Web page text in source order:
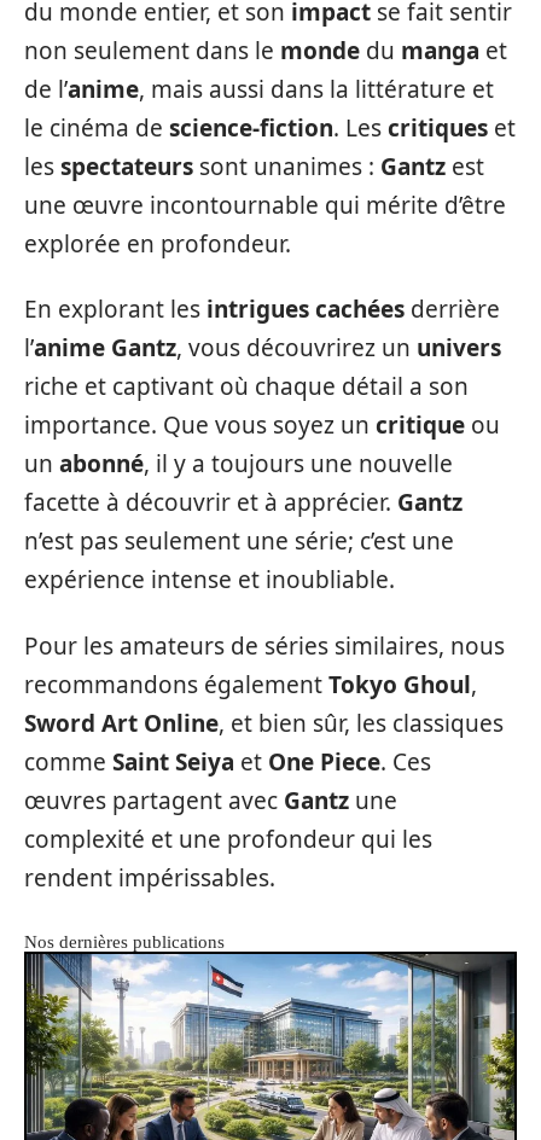
du monde entier, et son impact se fait sentir
non seulement dans le monde du manga et
de l’anime, mais aussi dans la littérature et
le cinéma de science-fiction. Lescritiques et
lesspectateurs sont unanimes : Gantz est
une œuvre incontournable qui mérite d’être
explorée en profondeur.
En explorant les intrigues cachées derrière
l’anime Gantz, vous découvrirez un univers
riche et captivant où chaque détail a son
importance. Que vous soyez un critique ou
un abonné, il y a toujours une nouvelle
facette à découvrir et à apprécier. Gantz
n’est pas seulement une série; c’est une
expérience intense et inoubliable.
Pour les amateurs de séries similaires, nous
recommandons égalementTokyo Ghoul,
Sword Art Online, et bien sûr, les classiques
comme Saint Seiya et One Piece. Ces
œuvres partagent avec Gantz une
complexité et une profondeur qui les
rendent impérissables.
Nos dernières publications